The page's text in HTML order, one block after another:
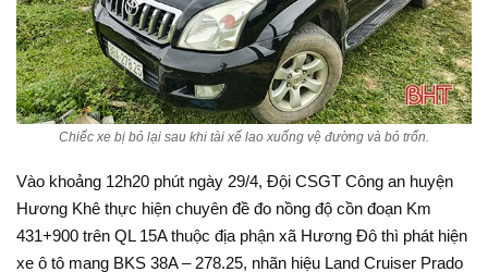
Chiếc xe bị bỏ lại sau khi tài xế lao xuống vệ đường và bỏ trốn.
Vào khoảng 12h20 phút ngày 29/4, Đội CSGT Công an huyện
Hương Khê thực hiện chuyên đề đo nồng độ cồn đoạn Km
431+900 trên QL 15A thuộc địa phận xã Hương Đô thì phát hiện
xe ô tô mang BKS 38A – 278.25, nhãn hiệu Land Cruiser Prado